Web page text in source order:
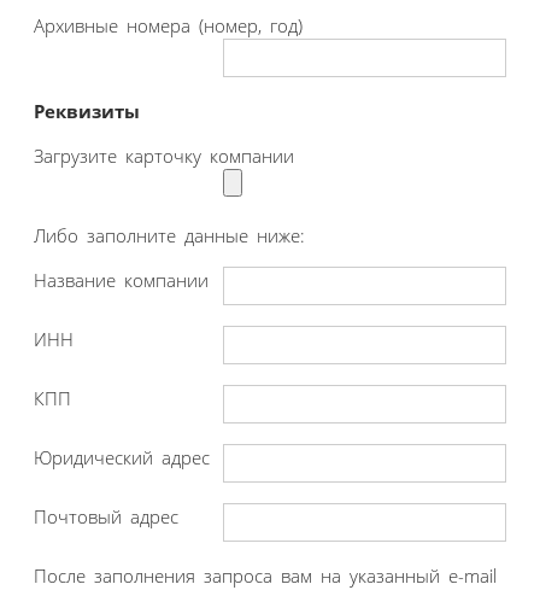
Архивные номера (номер, год)
Реквизиты
Загрузите карточку компании
Либо заполните данные ниже:
Название компании
ИНН
КПП
Юридический адрес
Почтовый адрес
После заполнения запроса вам на указанный e-mail